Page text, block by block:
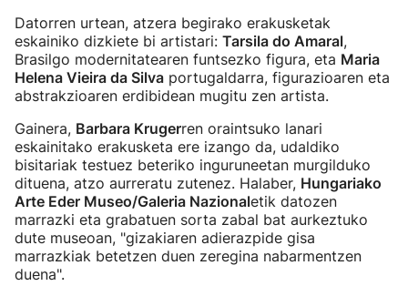
Datorren urtean, atzera begirako erakusketak
eskainiko dizkiete bi artistari: Tarsila do Amaral,
Brasilgo modernitatearen funtsezko figura, eta Maria
Helena Vieira da Silva portugaldarra, figurazioaren eta
abstrakzioaren erdibidean mugitu zen artista.
Gainera, Barbara Krugerren oraintsuko lanari
eskainitako erakusketa ere izango da, udaldiko
bisitariak testuez beteriko inguruneetan murgilduko
dituena, atzo aurreratu zutenez. Halaber, Hungariako
Arte Eder Museo/Galeria Nazionaletik datozen
marrazki eta grabatuen sorta zabal bat aurkeztuko
dute museoan, "gizakiaren adierazpide gisa
marrazkiak betetzen duen zeregina nabarmentzen
duena".